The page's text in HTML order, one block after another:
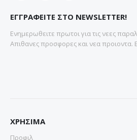
ΕΓΓΡΑΦΕΙΤΕ ΣΤΟ NEWSLETTER!
Ενημερωθειτε πρωτοι για τις νεες
Απιθανες προσφορες και νεα προιοντα.
ΧΡΗΣΙΜΑ
Προφιλ